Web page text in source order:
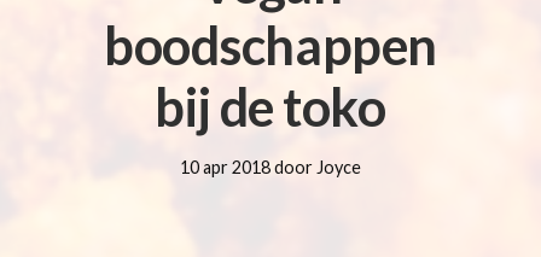
boodschappen
bij de toko
10 apr 2018 door Joyce